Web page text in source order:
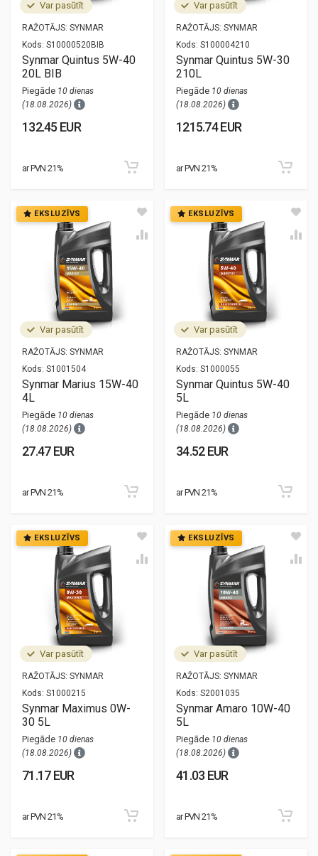
Var pasūtīt
RAŽOTĀJS: SYNMAR
Kods: S10000520BIB
Synmar Quintus 5W-40
20L BIB
Piegāde 10 dienas
(18.08.2026)
132.45 EUR
ar PVN 21%
Var pasūtīt
RAŽOTĀJS: SYNMAR
Kods: S100004210
Synmar Quintus 5W-30
210L
Piegāde 10 dienas
(18.08.2026)
1215.74 EUR
ar PVN 21%
EKSLUZĪVS
Var pasūtīt
RAŽOTĀJS: SYNMAR
Kods: S1001504
Synmar Marius 15W-40
4L
Piegāde 10 dienas
(18.08.2026)
27.47 EUR
ar PVN 21%
EKSLUZĪVS
Var pasūtīt
RAŽOTĀJS: SYNMAR
Kods: S1000055
Synmar Quintus 5W-40
5L
Piegāde 10 dienas
(18.08.2026)
34.52 EUR
ar PVN 21%
EKSLUZĪVS
Var pasūtīt
RAŽOTĀJS: SYNMAR
Kods: S1000215
Synmar Maximus 0W-
30 5L
Piegāde 10 dienas
(18.08.2026)
71.17 EUR
ar PVN 21%
EKSLUZĪVS
Var pasūtīt
RAŽOTĀJS: SYNMAR
Kods: S2001035
Synmar Amaro 10W-40
5L
Piegāde 10 dienas
(18.08.2026)
41.03 EUR
ar PVN 21%